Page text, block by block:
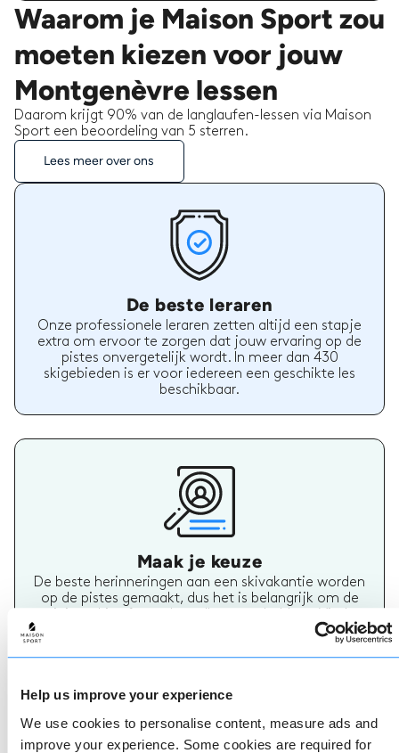
Help us improve your experience
We use cookies to personalise content, measure ads and
improve your experience. Some cookies are required for
Waarom je Maison Sport zou
moeten kiezen voor jouw
Montgenèvre lessen
Daarom krijgt 90% van de langlaufen-lessen via Maison
Sport een beoordeling van 5 sterren.
Lees meer over ons
De beste leraren
Onze professionele leraren zetten altijd een stapje
extra om ervoor te zorgen dat jouw ervaring op de
pistes onvergetelijk wordt. In meer dan 430
skigebieden is er voor iedereen een geschikte les
beschikbaar.
Maak je keuze
De beste herinneringen aan een skivakantie worden
op de pistes gemaakt, dus het is belangrijk om de